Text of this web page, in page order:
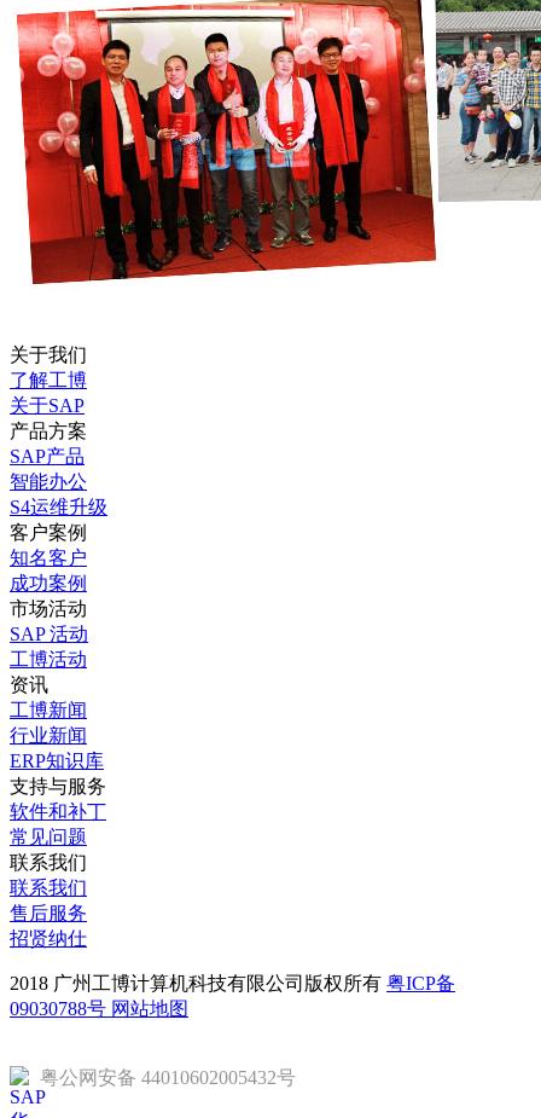
关于我们
了解工博
关于SAP
产品方案
SAP产品
智能办公
S4运维升级
客户案例
知名客户
成功案例
市场活动
SAP 活动
工博活动
资讯
工博新闻
行业新闻
ERP知识库
支持与服务
软件和补丁
常见问题
联系我们
联系我们
售后服务
招贤纳仕
2018 广州工博计算机科技有限公司版权所有 粤ICP备
09030788号 网站地图
粤公网安备 44010602005432号